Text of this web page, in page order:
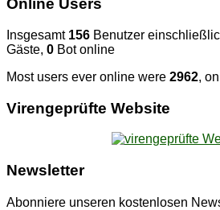
On­line Users
Insgesamt 156 Benutzer
Gäste, 0 Bot online
Most users ever online were 2962,
Vi­ren­ge­prüf­te Website
News­let­ter
Abonniere unseren kostenlosen